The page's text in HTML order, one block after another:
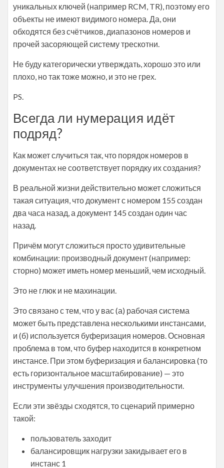
уникальных ключей (например RCM, TR), поэтому его
объекты не имеют видимого номера. Да, они
обходятся без счётчиков, диапазонов номеров и
прочей засоряющей систему трескотни.
Не буду категорически утверждать, хорошо это или
плохо, но так тоже можно, и это не грех.
PS.
Всегда ли нумерация идёт
подряд?
Как может случиться так, что порядок номеров в
документах не соответствует порядку их создания?
В реальной жизни действительно может сложиться
такая ситуация, что документ с номером 155 создан
два часа назад, а документ 145 создан один час
назад.
Причём могут сложиться просто удивительные
комбинации: производный документ (например:
сторно) может иметь номер меньший, чем исходный.
Это не глюк и не махинации.
Это связано с тем, что у вас (а) рабочая система
может быть представлена несколькими инстансами,
и (б) используется буферизация номеров. Основная
проблема в том, что буфер находится в конкретном
инстансе. При этом буферизация и балансировка (то
есть горизонтальное масштабирование) — это
инструменты улучшения производительности.
Если эти звёзды сходятся, то сценарий примерно
такой:
пользователь заходит
балансировщик нагрузки закидывает его в
инстанс 1